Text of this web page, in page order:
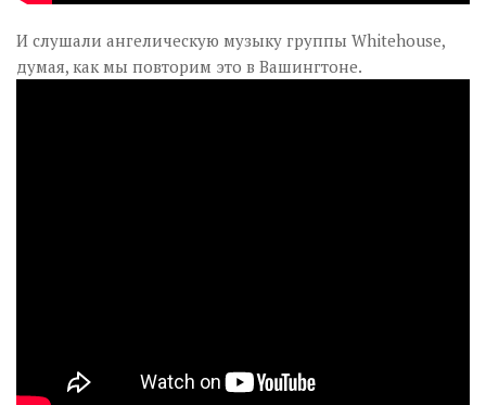
И слушали ангелическую музыку группы Whitehouse,
думая, как мы повторим это в Вашингтоне.